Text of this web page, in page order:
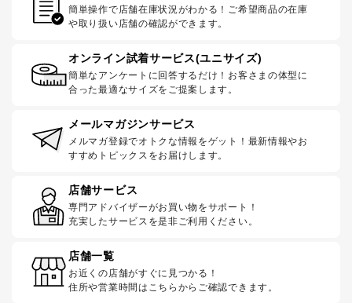
簡単操作で店舗在庫状況がわかる！ご希望商品の在庫
や取り扱い店舗の確認ができます。
オンライン試着サービス(ユニサイズ)
簡単なアンケートに回答するだけ！お客さまの体型に
合った最適なサイズをご提案します。
メールマガジンサービス
メルマガ登録でオトクな情報をゲット！最新情報やお
すすめトピックスをお届けします。
店舗サービス
専門アドバイザーがお買い物をサポート！
充実したサービスを是非ご利用ください。
店舗一覧
お近くの店舗がすぐに見つかる！
住所や営業時間はこちらからご確認できます。